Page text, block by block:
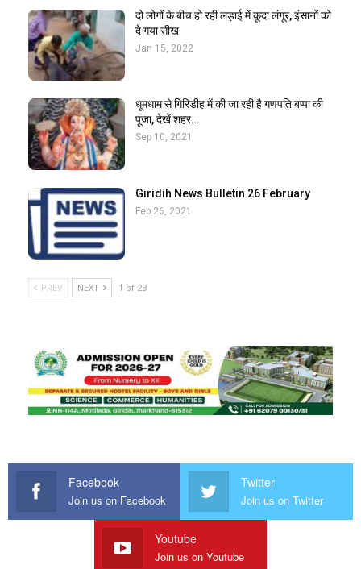
दो लोगों के बीच हो रही लड़ाई में कूदा लंगूर, इंसानों को
दे गया सीख
Jan 15, 2022
धूमधाम से गिरिडीह में की जा रही है गणपति बप्पा की
पूजा, देखें शहर…
Sep 10, 2021
Giridih News Bulletin 26 February
Feb 26, 2021
PREV NEXT 1 of 23
Facebook
Join us on Facebook
Twitter
Join us on Twitter
Youtube
Join us on Youtube